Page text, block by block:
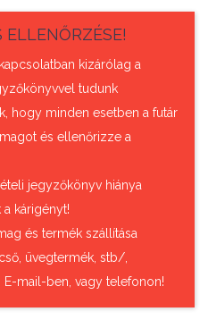
ELLENŐRZÉSE!
kizárólag a
tudunk
hogy minden esetben a futár
és ellenőrizze a
jegyzőkönyv hiánya
kárigényt!
és termék szállítása
üvegtermék, stb/,
mail-ben, vagy telefonon!